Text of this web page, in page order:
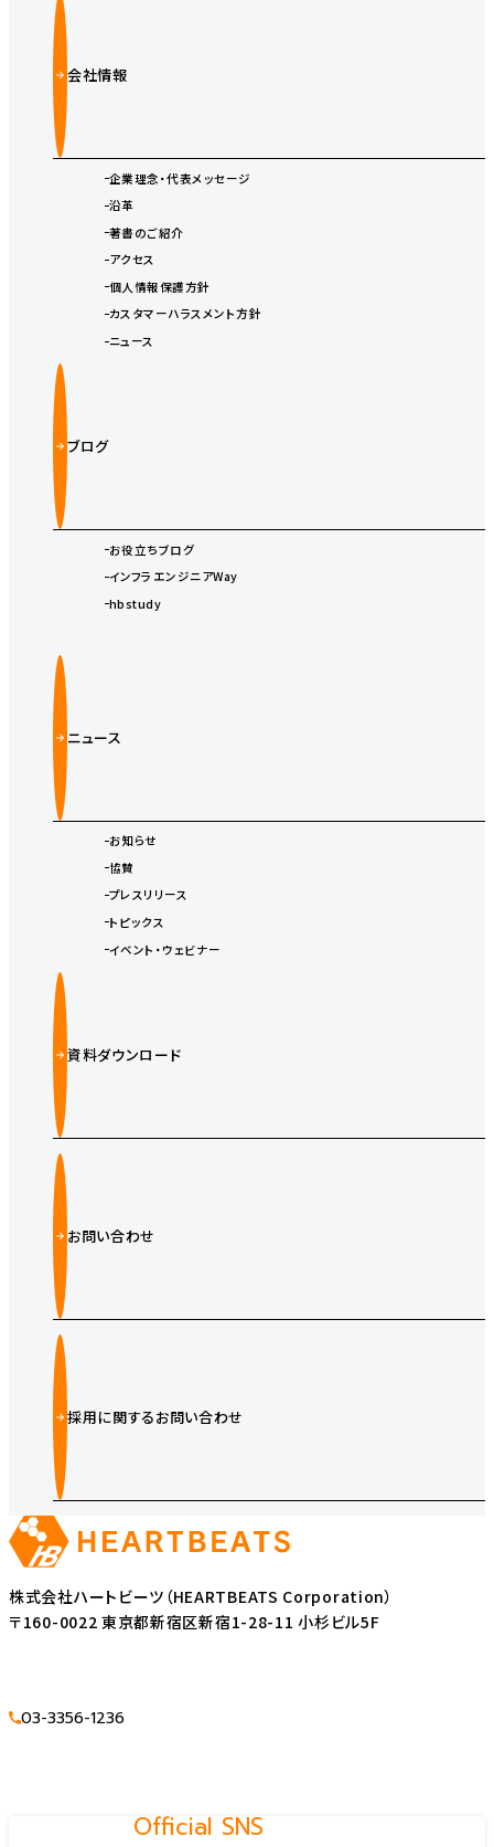
会社情報
企業理念・代表メッセージ
沿革
著書のご紹介
アクセス
個人情報保護方針
カスタマーハラスメント方針
ニュース
ブログ
お役立ちブログ
インフラエンジニアWay
hbstudy
ニュース
お知らせ
協賛
プレスリリース
トピックス
イベント・ウェビナー
資料ダウンロード
お問い合わせ
採用に関するお問い合わせ
株式会社ハートビーツ（HEARTBEATS Corporation）
〒160-0022 東京都新宿区新宿1-28-11 小杉ビル5F
03-3356-1236
Official SNS